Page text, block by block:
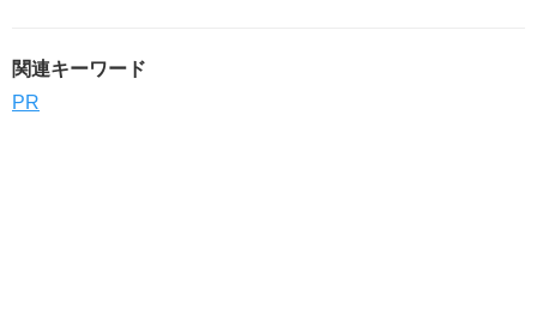
関連キーワード
PR